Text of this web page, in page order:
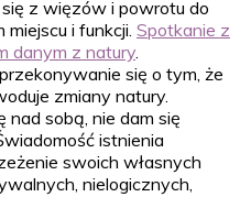
z więzów i powrotu do
i funkcji. Spotkanie z
danym z natury.
się o tym, że
zmiany natury.
nad sobą, nie dam się
istnienia
swoich własnych
nielogicznych,